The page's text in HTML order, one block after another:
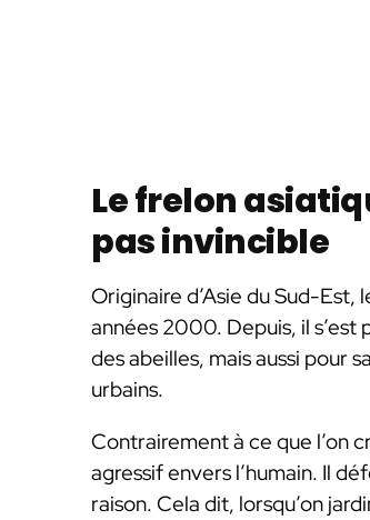
Le frelon
pas invincible
Originaire d’Asie du Sud-
années 2000. Depuis, il
des abeilles, mais aussi pour
urbains.
Contrairement à ce que l’on
agressif envers l’humain. Il
raison. Cela dit, lorsqu’on